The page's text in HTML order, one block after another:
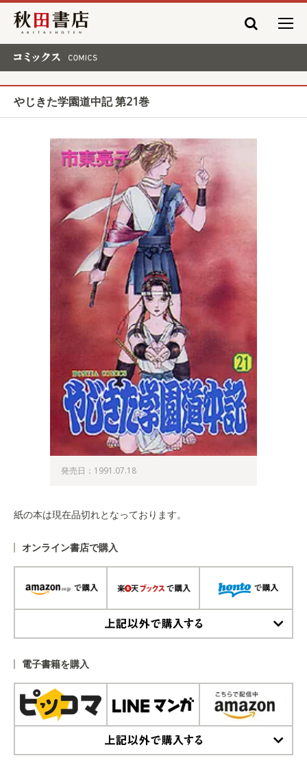
秋田書店
やじきた学園道中記 第21巻
発売日：1991.07.18
紙の本は現在品切れとなっております。
オンライン書店で購入
電子書籍を購入